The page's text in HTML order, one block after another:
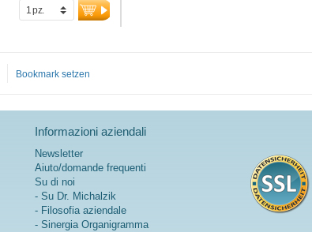
Bookmark setzen
Informazioni aziendali
Newsletter
Aiuto/domande frequenti
Su di noi
- Su Dr. Michalzik
- Filosofia aziendale
- Sinergia Organigramma